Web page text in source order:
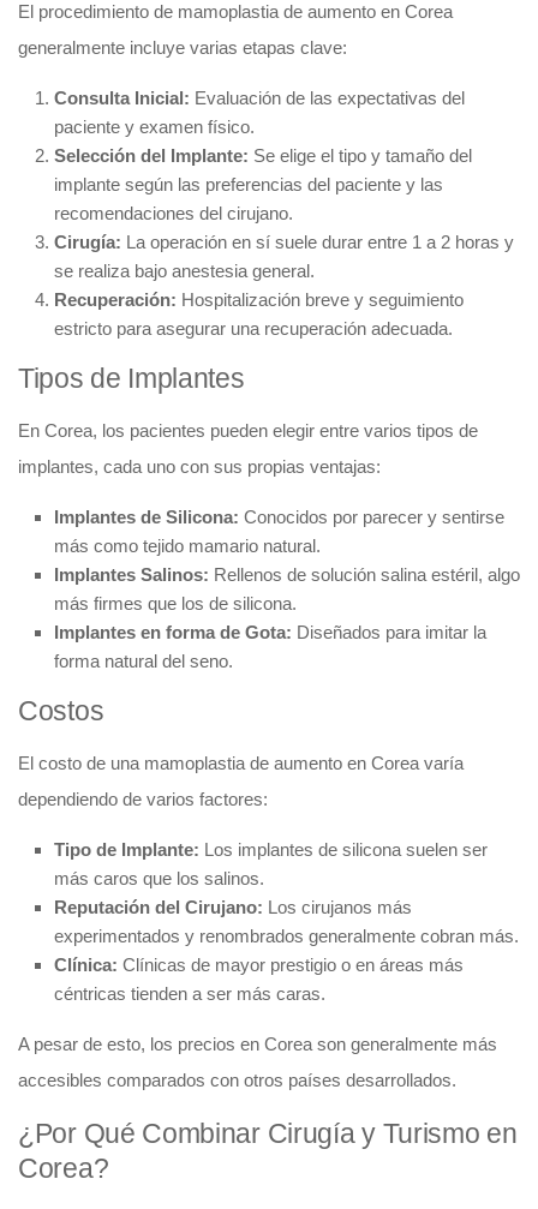
El procedimiento de mamoplastia de aumento en Corea
generalmente incluye varias etapas clave:
Consulta Inicial: Evaluación de las expectativas del
paciente y examen físico.
Selección del Implante: Se elige el tipo y tamaño del
implante según las preferencias del paciente y las
recomendaciones del cirujano.
Cirugía: La operación en sí suele durar entre 1 a 2 horas y
se realiza bajo anestesia general.
Recuperación: Hospitalización breve y seguimiento
estricto para asegurar una recuperación adecuada.
Tipos de Implantes
En Corea, los pacientes pueden elegir entre varios tipos de
implantes, cada uno con sus propias ventajas:
Implantes de Silicona: Conocidos por parecer y sentirse
más como tejido mamario natural.
Implantes Salinos: Rellenos de solución salina estéril, algo
más firmes que los de silicona.
Implantes en forma de Gota: Diseñados para imitar la
forma natural del seno.
Costos
El costo de una mamoplastia de aumento en Corea varía
dependiendo de varios factores:
Tipo de Implante: Los implantes de silicona suelen ser
más caros que los salinos.
Reputación del Cirujano: Los cirujanos más
experimentados y renombrados generalmente cobran más.
Clínica: Clínicas de mayor prestigio o en áreas más
céntricas tienden a ser más caras.
A pesar de esto, los precios en Corea son generalmente más
accesibles comparados con otros países desarrollados.
¿Por Qué Combinar Cirugía y Turismo en
Corea?